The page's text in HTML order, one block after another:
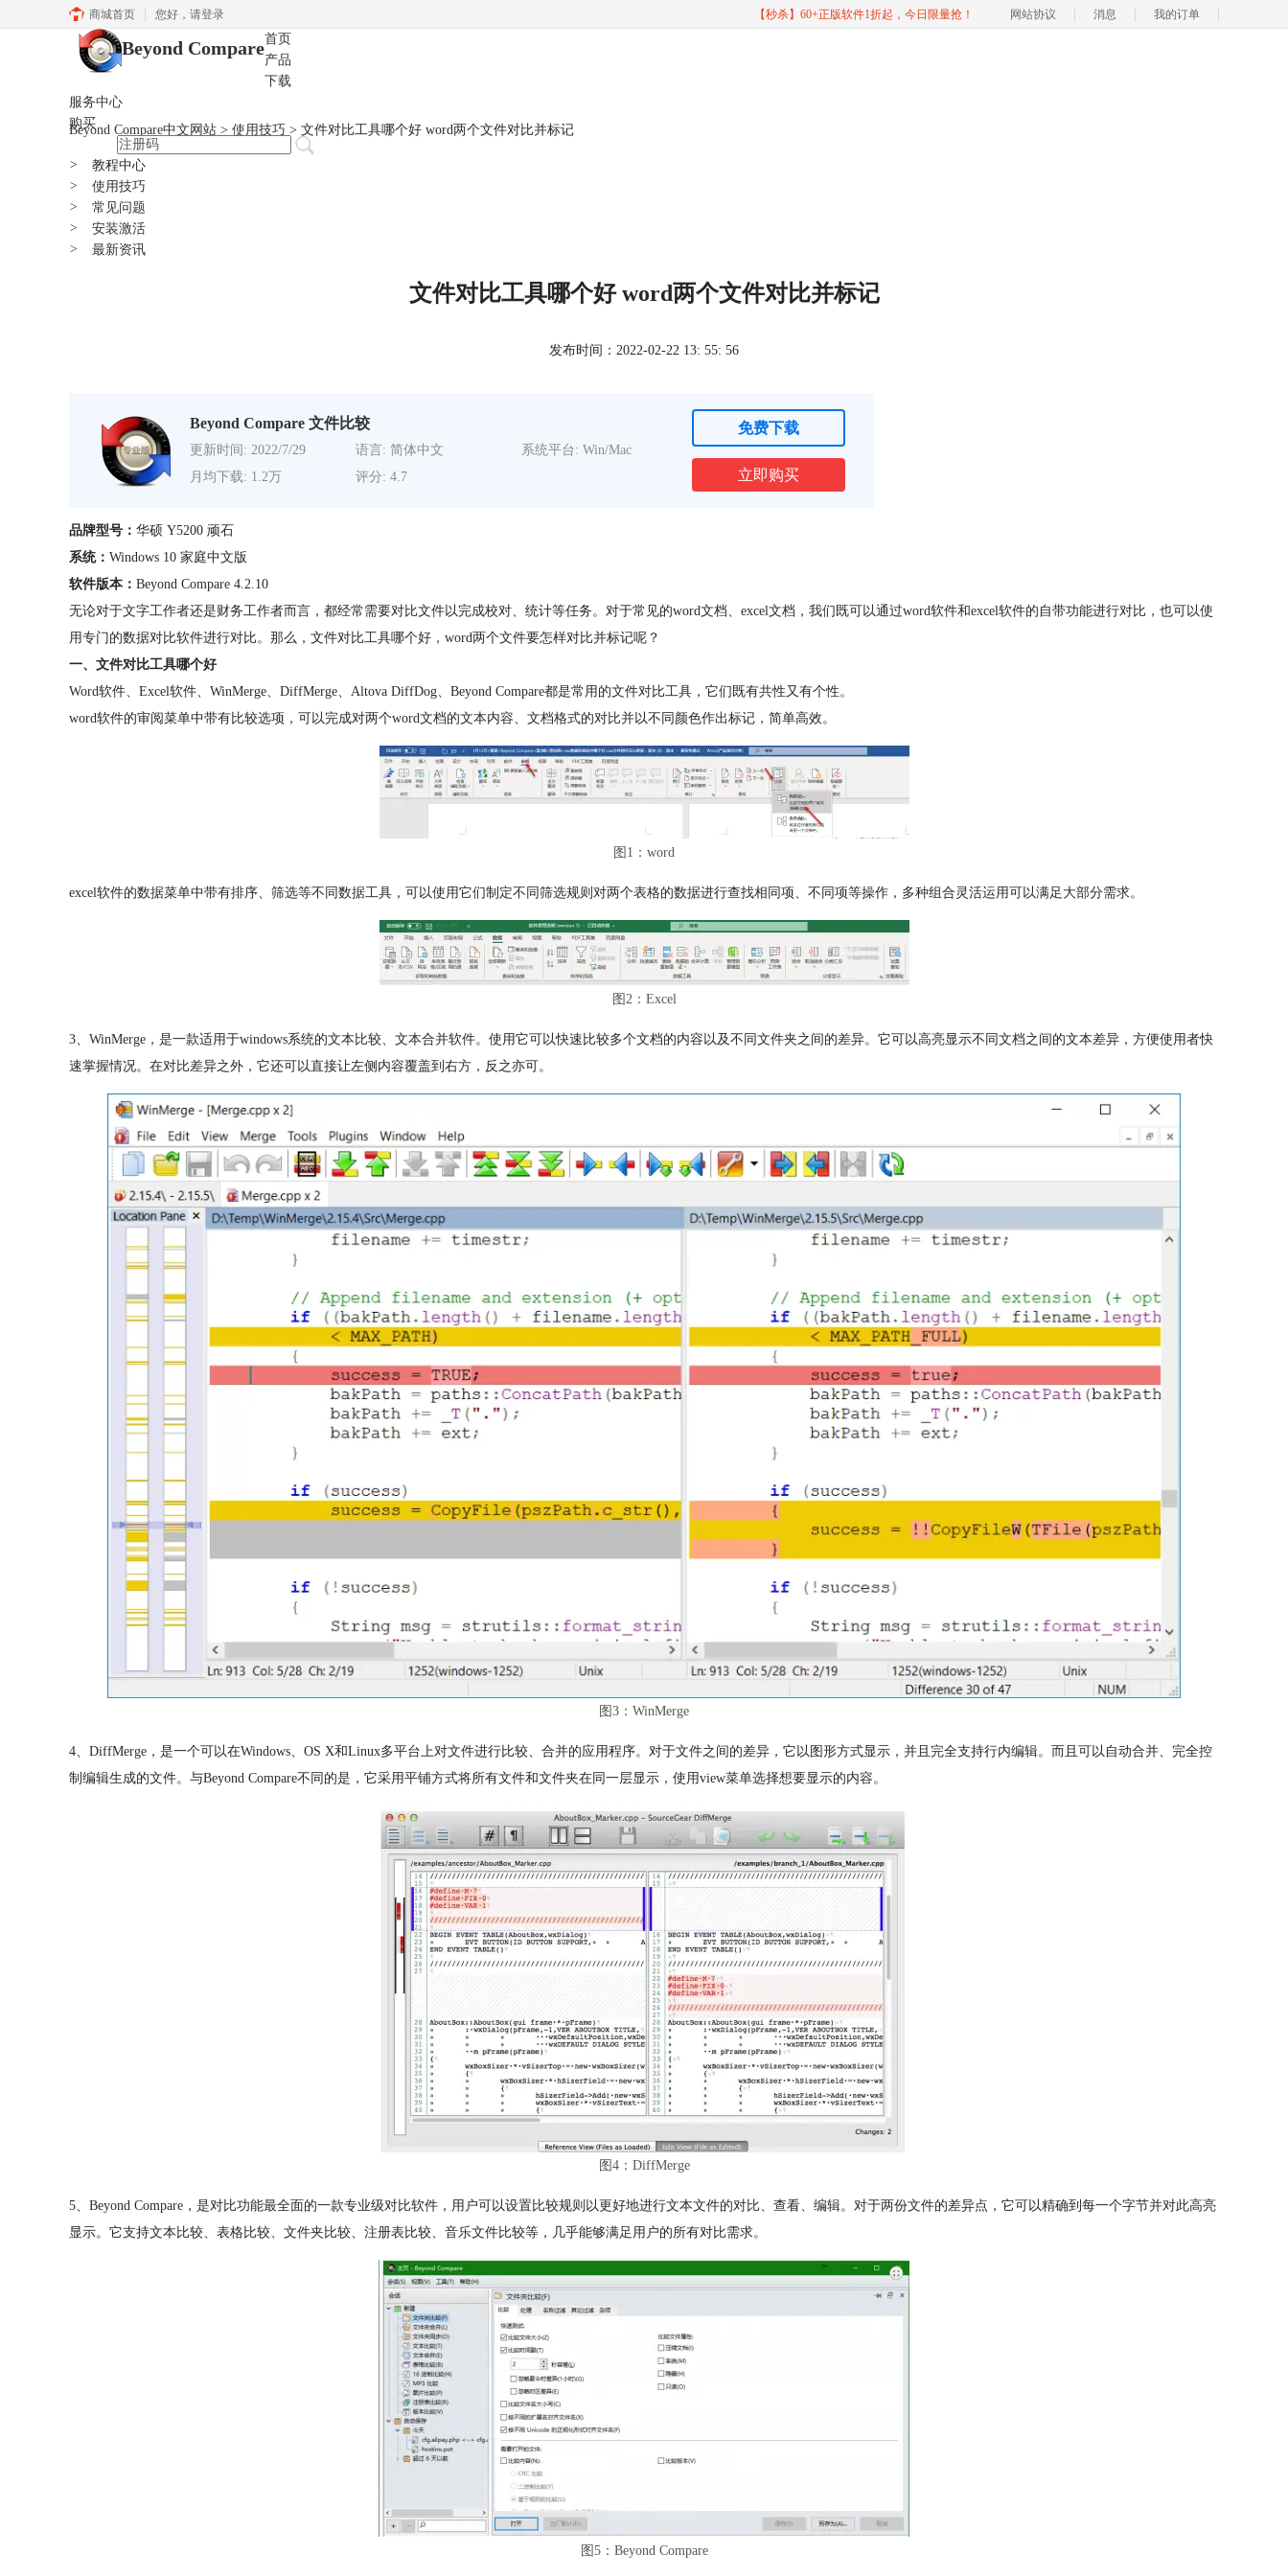
商城首页 您好， 请登录 【秒杀】60+正版软件1折起，今日限量抢！ 网站协议 消息 我的订单
Beyond Compare首页
产品
下载
服务中心
购买
Beyond Compare中文网站 > 使用技巧 > 文件对比工具哪个好 word两个文件对比并标记
>
教程中心
>
使用技巧
>
常见问题
>
安装激活
>
最新资讯
文件对比工具哪个好 word两个文件对比并标记
发布时间：2022-02-22 13: 55: 56
Beyond Compare 文件比较
更新时间: 2022/7/29 语言: 简体中文
系统平台: Win/Mac
月均下载: 1.2万
评分: 4.7
免费下载
立即购买
品牌型号： 华硕 Y5200 顽石
系统： Windows 10 家庭中文版
软件版本： Beyond Compare 4.2.10
无论对于文字工作者还是财务工作者而言，都经常需要对比文件以完成校对、统计等任务。对于常见的word文档、excel文档，我们既可以通过word软件和excel软件的自带功能进行对比，也可以使
用专门的数据对比软件进行对比。那么，文件对比工具哪个好，word两个文件要怎样对比并标记呢？
一、文件对比工具哪个好
Word软件、Excel软件、WinMerge、DiffMerge、Altova DiffDog、Beyond Compare都是常用的文件对比工具，它们既有共性又有个性。
word软件的审阅菜单中带有比较选项，可以完成对两个word文档的文本内容、文档格式的对比并以不同颜色作出标记，简单高效。
图1：word
excel软件的数据菜单中带有排序、筛选等不同数据工具，可以使用它们制定不同筛选规则对两个表格的数据进行查找相同项、不同项等操作，多种组合灵活运用可以满足大部分需求。
图2：Excel
3、WinMerge，是一款适用于windows系统的文本比较、文本合并软件。使用它可以快速比较多个文档的内容以及不同文件夹之间的差异。它可以高亮显示不同文档之间的文本差异，方便使用者快
速掌握情况。在对比差异之外，它还可以直接让左侧内容覆盖到右方，反之亦可。
图3：WinMerge
4、DiffMerge，是一个可以在Windows、OS X和Linux多平台上对文件进行比较、合并的应用程序。对于文件之间的差异，它以图形方式显示，并且完全支持行内编辑。而且可以自动合并、完全控
制编辑生成的文件。与Beyond Compare不同的是，它采用平铺方式将所有文件和文件夹在同一层显示，使用view菜单选择想要显示的内容。
图4：DiffMerge
5、Beyond Compare，是对比功能最全面的一款专业级对比软件，用户可以设置比较规则以更好地进行文本文件的对比、查看、编辑。对于两份文件的差异点，它可以精确到每一个字节并对此高亮
显示。它支持文本比较、表格比较、文件夹比较、注册表比较、音乐文件比较等，几乎能够满足用户的所有对比需求。
图5：Beyond Compare